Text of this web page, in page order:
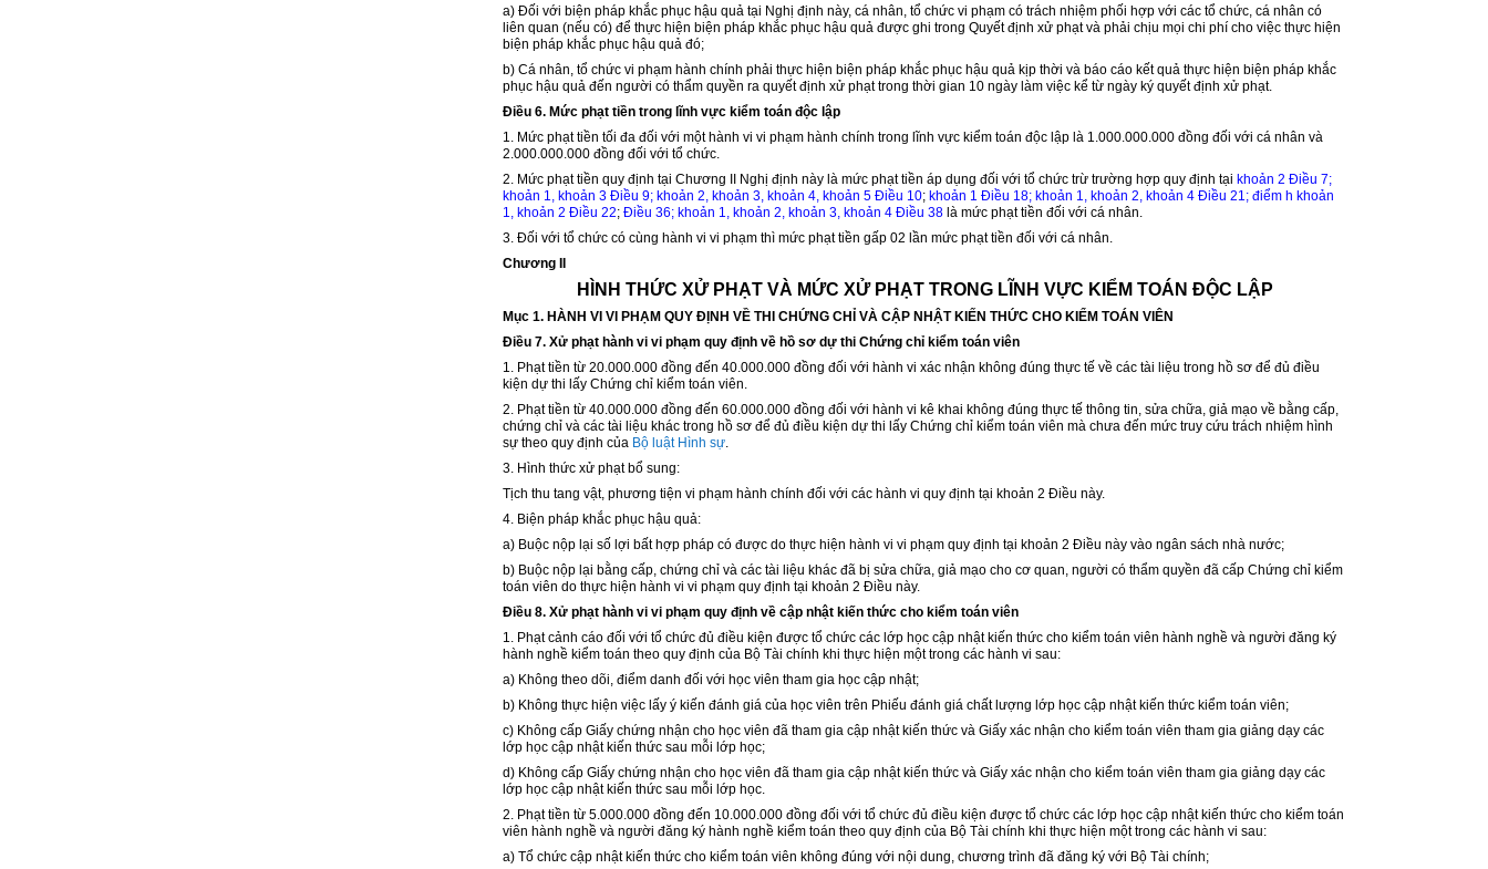
a) Đối với biện pháp khắc phục hậu quả tại Nghị định này, cá nhân, tổ chức vi phạm có trách nhiệm phối hợp với các tổ chức, cá nhân có
liên quan (nếu có) để thực hiện biện pháp khắc phục hậu quả được ghi trong Quyết định xử phạt và phải chịu mọi chi phí cho việc thực hiện
biện pháp khắc phục hậu quả đó;
b) Cá nhân, tổ chức vi phạm hành chính phải thực hiện biện pháp khắc phục hậu quả kịp thời và báo cáo kết quả thực hiện biện pháp khắc
phục hậu quả đến người có thẩm quyền ra quyết định xử phạt trong thời gian 10 ngày làm việc kể từ ngày ký quyết định xử phạt.
Điều 6. Mức phạt tiền trong lĩnh vực kiểm toán độc lập
1. Mức phạt tiền tối đa đối với một hành vi vi phạm hành chính trong lĩnh vực kiểm toán độc lập là 1.000.000.000 đồng đối với cá nhân và
2.000.000.000 đồng đối với tổ chức.
2. Mức phạt tiền quy định tại Chương II Nghị định này là mức phạt tiền áp dụng đối với tổ chức trừ trường hợp quy định tại khoản 2 Điều 7;
khoản 1, khoản 3 Điều 9; khoản 2, khoản 3, khoản 4, khoản 5 Điều 10; khoản 1 Điều 18; khoản 1, khoản 2, khoản 4 Điều 21; điểm h khoản
1, khoản 2 Điều 22;Điều 36; khoản 1, khoản 2, khoản 3, khoản 4 Điều 38 là mức phạt tiền đối với cá nhân.
3. Đối với tổ chức có cùng hành vi vi phạm thì mức phạt tiền gấp 02 lần mức phạt tiền đối với cá nhân.
Chương II
HÌNH THỨC XỬ PHẠT VÀ MỨC XỬ PHẠT TRONG LĨNH VỰC KIỂM TOÁN ĐỘC LẬP
Mục 1. HÀNH VI VI PHẠM QUY ĐỊNH VỀ THI CHỨNG CHỈ VÀ CẬP NHẬT KIẾN THỨC CHO KIỂM TOÁN VIÊN
Điều 7. Xử phạt hành vi vi phạm quy định về hồ sơ dự thi Chứng chỉ kiểm toán viên
1. Phạt tiền từ 20.000.000 đồng đến 40.000.000 đồng đối với hành vi xác nhận không đúng thực tế về các tài liệu trong hồ sơ để đủ điều
kiện dự thi lấy Chứng chỉ kiểm toán viên.
2. Phạt tiền từ 40.000.000 đồng đến 60.000.000 đồng đối với hành vi kê khai không đúng thực tế thông tin, sửa chữa, giả mạo về bằng cấp,
chứng chỉ và các tài liệu khác trong hồ sơ để đủ điều kiện dự thi lấy Chứng chỉ kiểm toán viên mà chưa đến mức truy cứu trách nhiệm hình
sự theo quy định của Bộ luật Hình sự.
3. Hình thức xử phạt bổ sung:
Tịch thu tang vật, phương tiện vi phạm hành chính đối với các hành vi quy định tại khoản 2 Điều này.
4. Biện pháp khắc phục hậu quả:
a) Buộc nộp lại số lợi bất hợp pháp có được do thực hiện hành vi vi phạm quy định tại khoản 2 Điều này vào ngân sách nhà nước;
b) Buộc nộp lại bằng cấp, chứng chỉ và các tài liệu khác đã bị sửa chữa, giả mạo cho cơ quan, người có thẩm quyền đã cấp Chứng chỉ kiểm
toán viên do thực hiện hành vi vi phạm quy định tại khoản 2 Điều này.
Điều 8. Xử phạt hành vi vi phạm quy định về cập nhật kiến thức cho kiểm toán viên
1. Phạt cảnh cáo đối với tổ chức đủ điều kiện được tổ chức các lớp học cập nhật kiến thức cho kiểm toán viên hành nghề và người đăng ký
hành nghề kiểm toán theo quy định của Bộ Tài chính khi thực hiện một trong các hành vi sau:
a) Không theo dõi, điểm danh đối với học viên tham gia học cập nhật;
b) Không thực hiện việc lấy ý kiến đánh giá của học viên trên Phiếu đánh giá chất lượng lớp học cập nhật kiến thức kiểm toán viên;
c) Không cấp Giấy chứng nhận cho học viên đã tham gia cập nhật kiến thức và Giấy xác nhận cho kiểm toán viên tham gia giảng dạy các
lớp học cập nhật kiến thức sau mỗi lớp học;
d) Không cấp Giấy chứng nhận cho học viên đã tham gia cập nhật kiến thức và Giấy xác nhận cho kiểm toán viên tham gia giảng dạy các
lớp học cập nhật kiến thức sau mỗi lớp học.
2. Phạt tiền từ 5.000.000 đồng đến 10.000.000 đồng đối với tổ chức đủ điều kiện được tổ chức các lớp học cập nhật kiến thức cho kiểm toán
viên hành nghề và người đăng ký hành nghề kiểm toán theo quy định của Bộ Tài chính khi thực hiện một trong các hành vi sau:
a) Tổ chức cập nhật kiến thức cho kiểm toán viên không đúng với nội dung, chương trình đã đăng ký với Bộ Tài chính;